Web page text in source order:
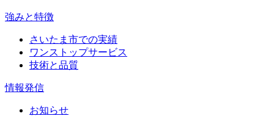
強みと特徴
さいたま市での実績
ワンストップサービス
技術と品質
情報発信
お知らせ